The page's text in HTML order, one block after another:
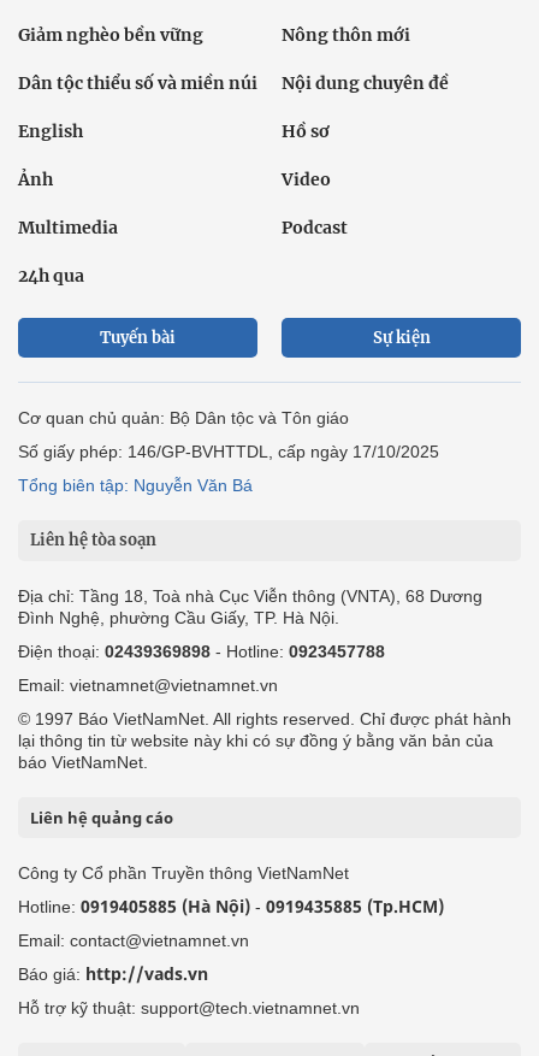
Giảm nghèo bền vững Nông thôn mới
Dân tộc thiểu số và miền núi Nội dung chuyên đề
English Hồ sơ
Ảnh Video
Multimedia Podcast
24h qua
Tuyến bài Sự kiện
Cơ quan chủ quản: Bộ Dân tộc và Tôn giáo
Số giấy phép: 146/GP-BVHTTDL, cấp ngày 17/10/2025
Tổng biên tập: Nguyễn Văn Bá
Liên hệ tòa soạn
Địa chỉ: Tầng 18, Toà nhà Cục Viễn thông (VNTA), 68 Dương
Đình Nghệ, phường Cầu Giấy, TP. Hà Nội.
Điện thoại: 02439369898 - Hotline: 0923457788
Email: vietnamnet@vietnamnet.vn
© 1997 Báo VietNamNet. All rights reserved. Chỉ được phát hành
lại thông tin từ website này khi có sự đồng ý bằng văn bản của
báo VietNamNet.
Liên hệ quảng cáo
Công ty Cổ phần Truyền thông VietNamNet
Hotline: 0919405885 (Hà Nội) - 0919435885 (Tp.HCM)
Email: contact@vietnamnet.vn
Báo giá: http://vads.vn
Hỗ trợ kỹ thuật: support@tech.vietnamnet.vn